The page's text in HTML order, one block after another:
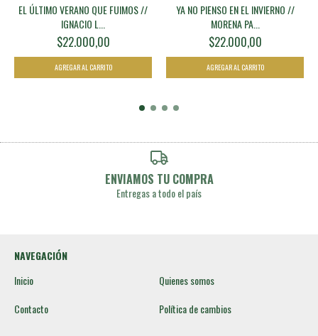
EL ÚLTIMO VERANO QUE FUIMOS //
IGNACIO L...
$22.000,00
YA NO PIENSO EN EL INVIERNO //
MORENA PA...
$22.000,00
ENVIAMOS TU COMPRA
Entregas a todo el país
NAVEGACIÓN
Inicio
Quienes somos
Contacto
Política de cambios